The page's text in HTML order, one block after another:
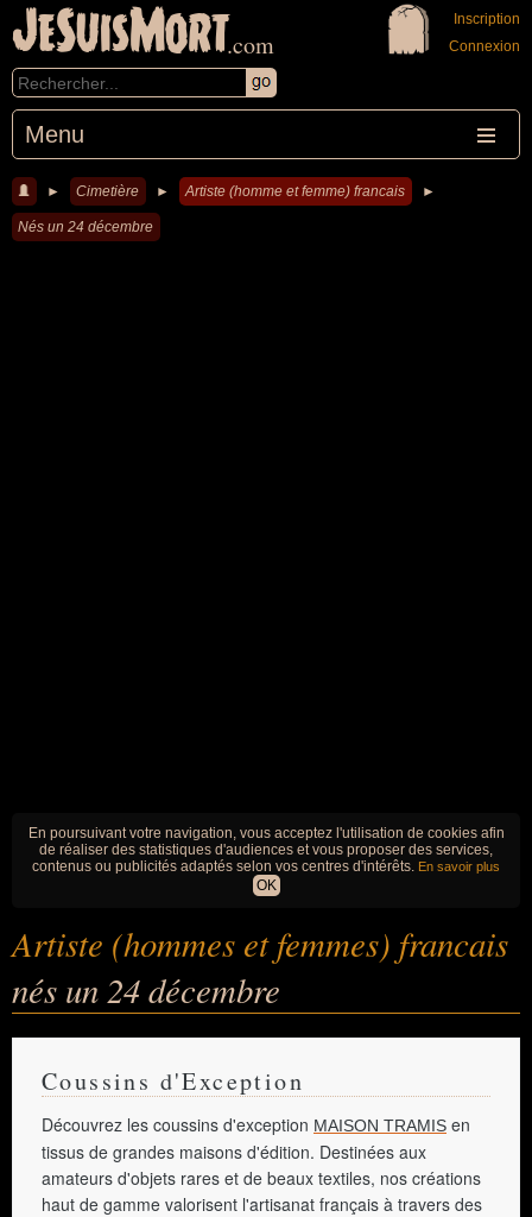
JeSuisMort.com
Menu
Inscription
Connexion
► Cimetière ► Artiste (homme et femme) francais ►
Nés un 24 décembre
En poursuivant votre navigation, vous acceptez l'utilisation de cookies afin
de réaliser des statistiques d'audiences et vous proposer des services,
contenus ou publicités adaptés selon vos centres d'intérêts. En savoir plus
OK
Artiste (hommes et femmes) francais
nés un 24 décembre
Coussins d'Exception
Découvrez les coussins d'exception MAISON TRAMIS en
tissus de grandes maisons d'édition. Destinées aux
amateurs d'objets rares et de beaux textiles, nos créations
haut de gamme valorisent l'artisanat français à travers des